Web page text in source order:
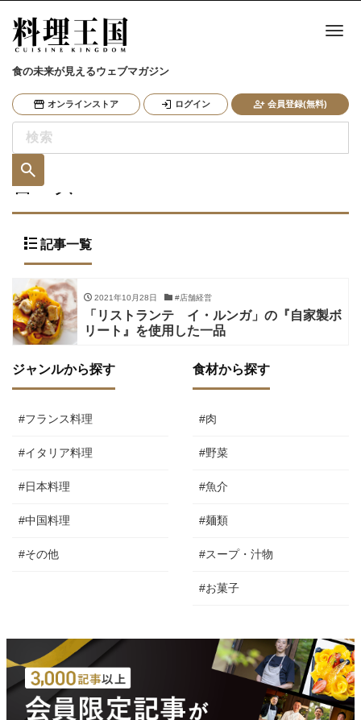
食の未来が見えるウェブマガジン
オンラインストア ログイン 会員登録(無料)
ナ
ロース
記事一覧
2021年10月28日 #店舗経営
「リストランテ イ・ルンガ」の『自家製ボ
リート』を使用した一品
ジャンルから探す
#フランス料理
#イタリア料理
#日本料理
#中国料理
#その他
食材から探す
#肉
#野菜
#魚介
#麺類
#スープ・汁物
#お菓子